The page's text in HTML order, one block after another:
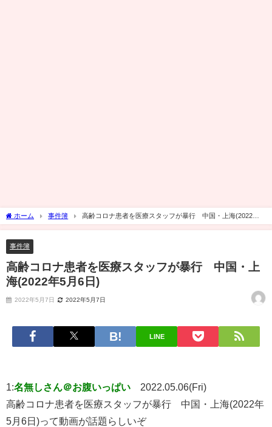
ホーム 事件簿
高齢コロナ患者を医療スタッフが暴行 中国・上海(2022年5
月6日)
事件簿
高齢コロナ患者を医療スタッフが暴行 中国・上
海(2022年5月6日)
2022年5月7日 2022年5月7日
LINE
1:名無しさん＠お腹いっぱい
2022.05.06(Fri)
高齢コロナ患者を医療スタッフが暴行 中国・上海(2022年
5月6日)って動画が話題らしいぞ